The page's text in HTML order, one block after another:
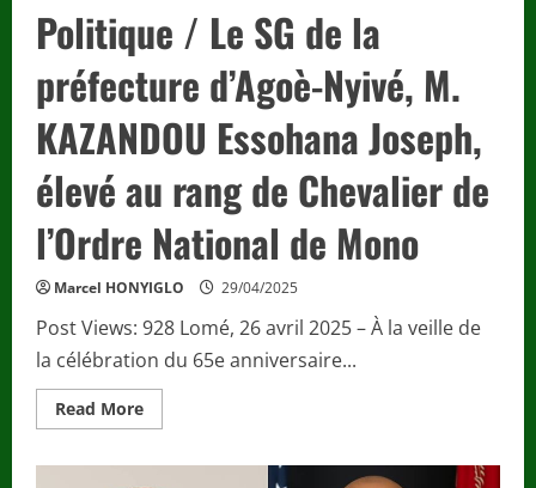
Politique / Le SG de la
préfecture d’Agoè-Nyivé, M.
KAZANDOU Essohana Joseph,
élevé au rang de Chevalier de
l’Ordre National de Mono
Marcel HONYIGLO 29/04/2025
Post Views: 928 Lomé, 26 avril 2025 – À la veille de
la célébration du 65e anniversaire...
Read MoreRead
more